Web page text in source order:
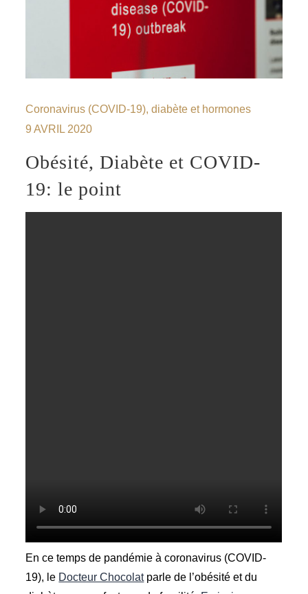
Coronavirus (COVID-19), diabète et hormones
9 AVRIL 2020
Obésité, Diabète et COVID-
19: le point
En ce temps de pandémie à coronavirus (COVID-
19), le Docteur Chocolatparle de l’obésité et du